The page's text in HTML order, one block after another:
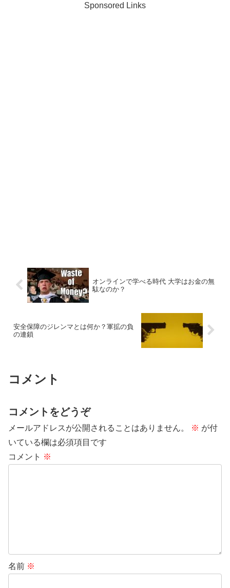
Sponsored Links
オンラインで学べる時代 大学はお金の無
駄なのか？
安全保障のジレンマとは何か？軍拡の負
の連鎖
コメント
コメントをどうぞ
メールアドレスが公開されることはありません。 ※ が付
いている欄は必須項目です
コメント ※
名前 ※